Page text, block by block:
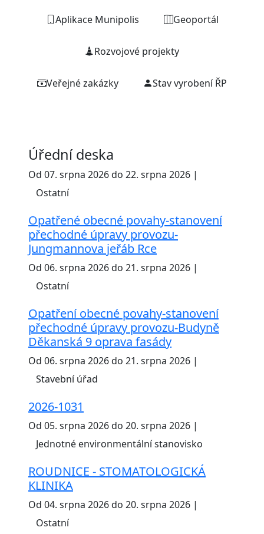
Aplikace Munipolis Geoportál
Rozvojové projekty
Veřejné zakázky Stav vyrobení ŘP
Úřední deska
Od 07. srpna 2026 do 22. srpna 2026 |
Ostatní
Opatřené obecné povahy-stanovení
přechodné úpravy provozu-
Jungmannova jeřáb Rce
Od 06. srpna 2026 do 21. srpna 2026 |
Ostatní
Opatření obecné povahy-stanovení
přechodné úpravy provozu-Budyně
Děkanská 9 oprava fasády
Od 06. srpna 2026 do 21. srpna 2026 |
Stavební úřad
2026-1031
Od 05. srpna 2026 do 20. srpna 2026 |
Jednotné environmentální stanovisko
ROUDNICE - STOMATOLOGICKÁ
KLINIKA
Od 04. srpna 2026 do 20. srpna 2026 |
Ostatní